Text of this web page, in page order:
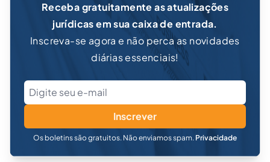
Receba gratuitamente as atualizações
jurídicas em sua caixa de entrada.
Inscreva-se agora e não perca as novidades
diárias essenciais!
Inscrever
Os boletins são gratuitos. Não enviamos spam. Privacidade